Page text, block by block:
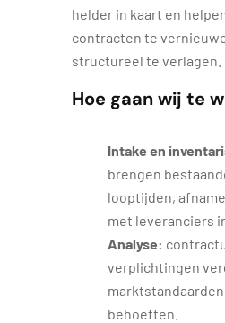
helder in kaart en
contracten te
structureel te verlagen.
Hoe gaan wij te
Intake en
brengen
looptijden,
met leveranciers
Analyse:
verplichtingen
behoeften.